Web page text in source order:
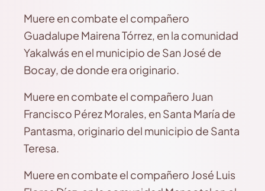
Muere en combate el compañero
Guadalupe Mairena Tórrez, en la comunidad
Yakalwás en el municipio de San José de
Bocay, de donde era originario.
Muere en combate el compañero Juan
Francisco Pérez Morales, en Santa María de
Pantasma, originario del municipio de Santa
Teresa.
Muere en combate el compañero José Luis